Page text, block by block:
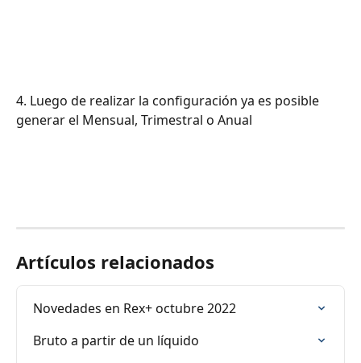
4. Luego de realizar la configuración ya es posible
generar el Mensual, Trimestral o Anual
Artículos relacionados
Novedades en Rex+ octubre 2022
Bruto a partir de un líquido